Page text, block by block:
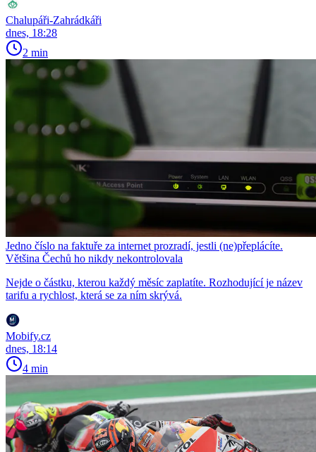
Chalupáři-Zahrádkáři
dnes, 18:28
2 min
Jedno číslo na faktuře za internet prozradí, jestli (ne)přeplácíte.
Většina Čechů ho nikdy nekontrolovala
Nejde o částku, kterou každý měsíc zaplatíte. Rozhodující je název
tarifu a rychlost, která se za ním skrývá.
Mobify.cz
dnes, 18:14
4 min